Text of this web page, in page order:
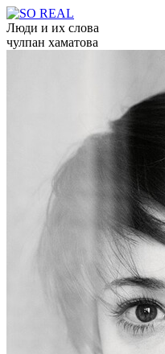
Люди и их слова
чулпан хаматова